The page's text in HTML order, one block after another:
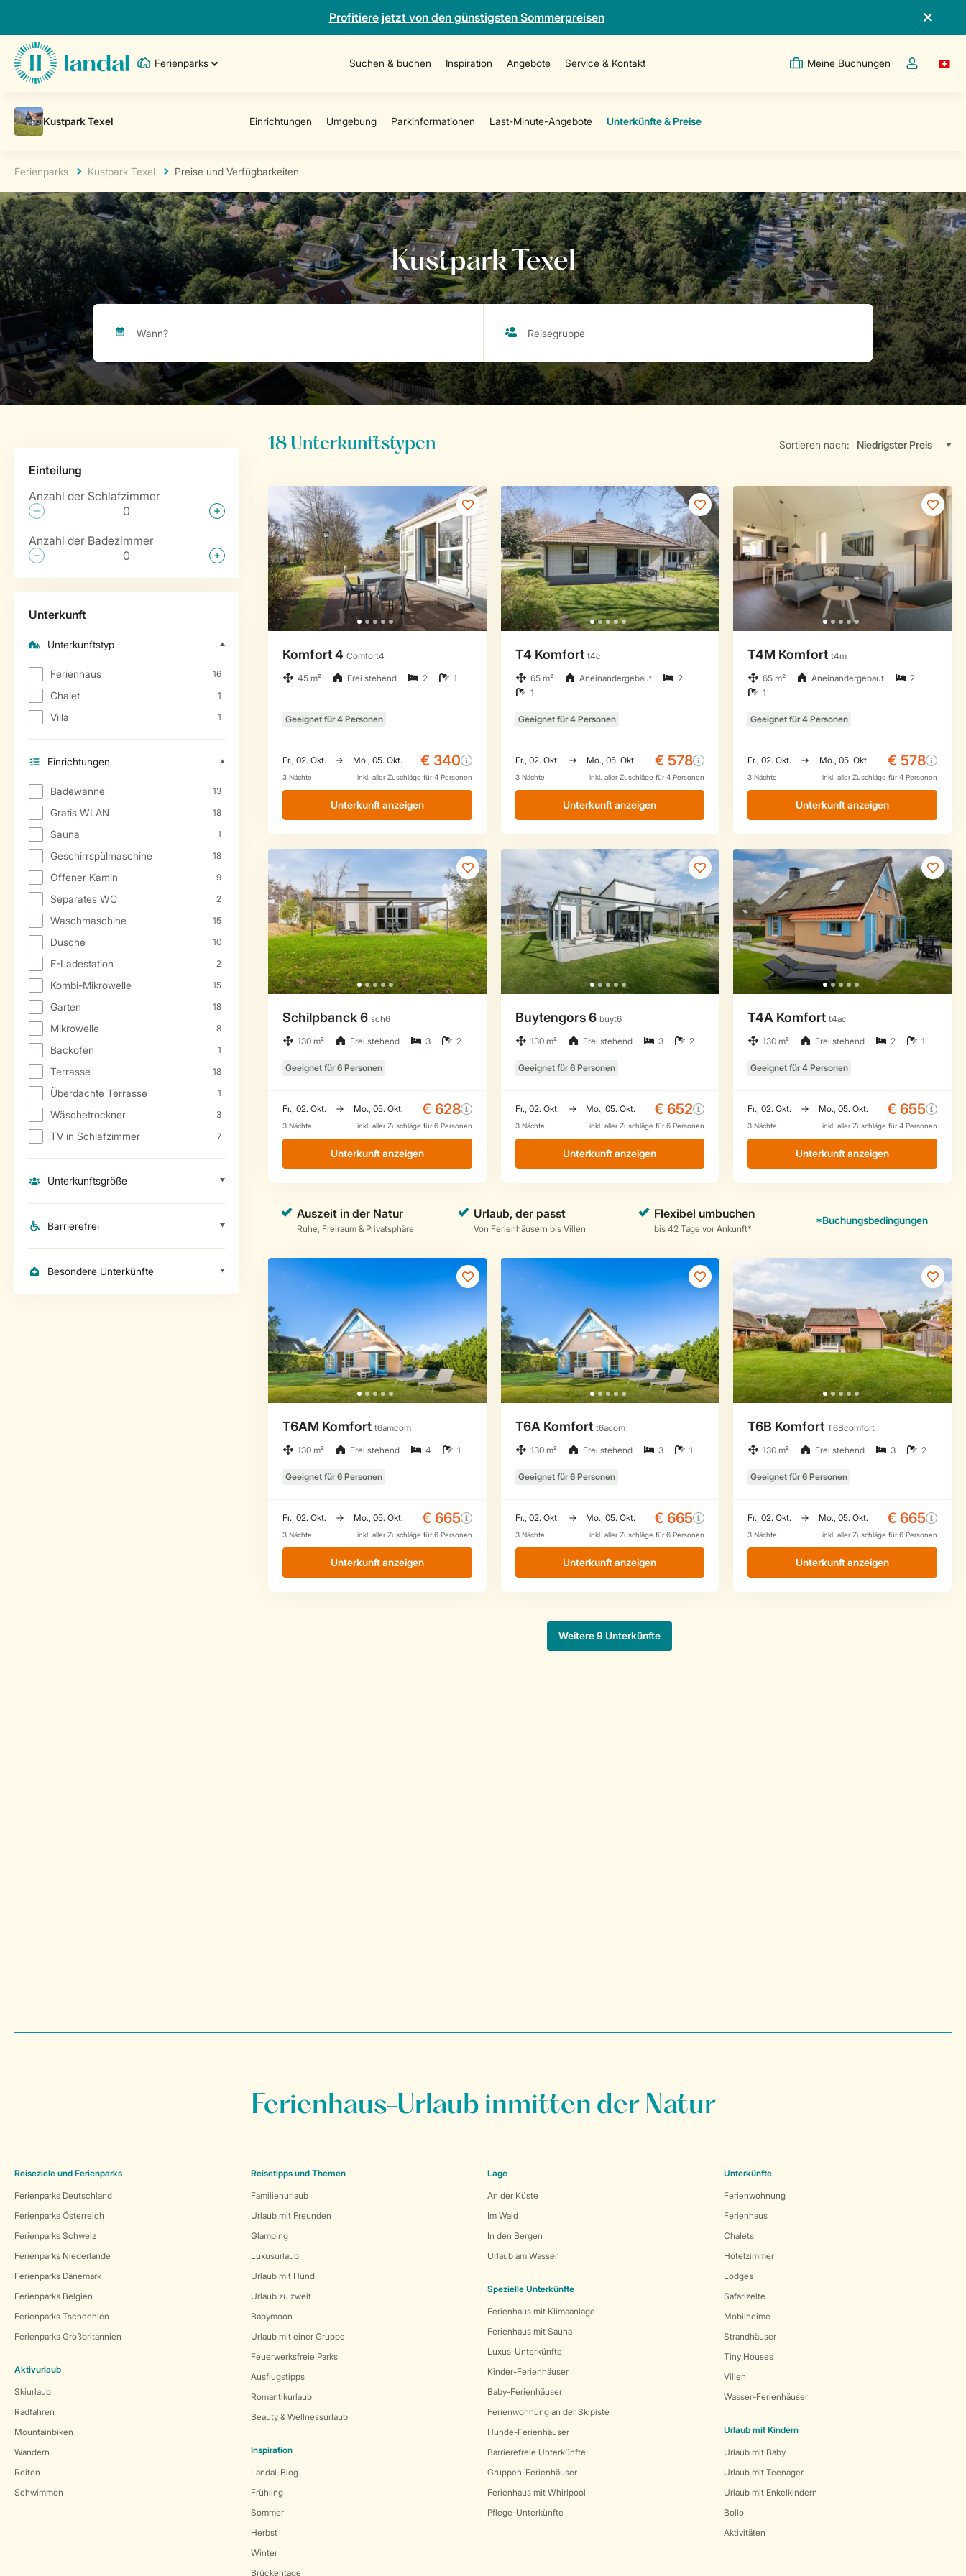
Profitiere jetzt von den günstigsten Sommerpreisen
Ferienparks Suchen & buchen Inspiration Angebote Service & Kontakt Meine Buchungen
Dropdown-
Ferienparks Kustpark Texel Preise und Verfügbarkeiten
Sortieren nach:
Ferienhaus-Urlaub inmitten der Natur
Reiseziele und Ferienparks
Ferienparks Deutschland
Ferienparks Österreich
Ferienparks Schweiz
Ferienparks Niederlande
Ferienparks Dänemark
Ferienparks Belgien
Ferienparks Tschechien
Ferienparks Großbritannien
Aktivurlaub
Skiurlaub
Radfahren
Mountainbiken
Wandern
Reiten
Schwimmen
Reisetipps und Themen
Familienurlaub
Urlaub mit Freunden
Glamping
Luxusurlaub
Urlaub mit Hund
Urlaub zu zweit
Babymoon
Urlaub mit einer Gruppe
Feuerwerksfreie Parks
Ausflugstipps
Romantikurlaub
Beauty & Wellnessurlaub
Inspiration
Landal-Blog
Frühling
Sommer
Herbst
Winter
Brückentage
Lage
An der Küste
Im Wald
In den Bergen
Urlaub am Wasser
Spezielle Unterkünfte
Ferienhaus mit Klimaanlage
Ferienhaus mit Sauna
Luxus-Unterkünfte
Kinder-Ferienhäuser
Baby-Ferienhäuser
Ferienwohnung an der Skipiste
Hunde-Ferienhäuser
Barrierefreie Unterkünfte
Gruppen-Ferienhäuser
Ferienhaus mit Whirlpool
Pflege-Unterkünfte
Unterkünfte
Ferienwohnung
Ferienhaus
Chalets
Hotelzimmer
Lodges
Safarizelte
Mobilheime
Strandhäuser
Tiny Houses
Villen
Wasser-Ferienhäuser
Urlaub mit Kindern
Urlaub mit Baby
Urlaub mit Teenager
Urlaub mit Enkelkindern
Bollo
Aktivitäten